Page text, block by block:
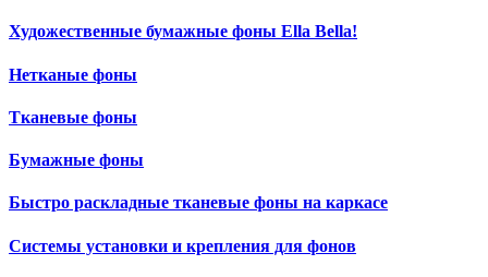
Художественные бумажные фоны Ella Bella!
Нетканые фоны
Тканевые фоны
Бумажные фоны
Быстро раскладные тканевые фоны на каркасе
Системы установки и крепления для фонов